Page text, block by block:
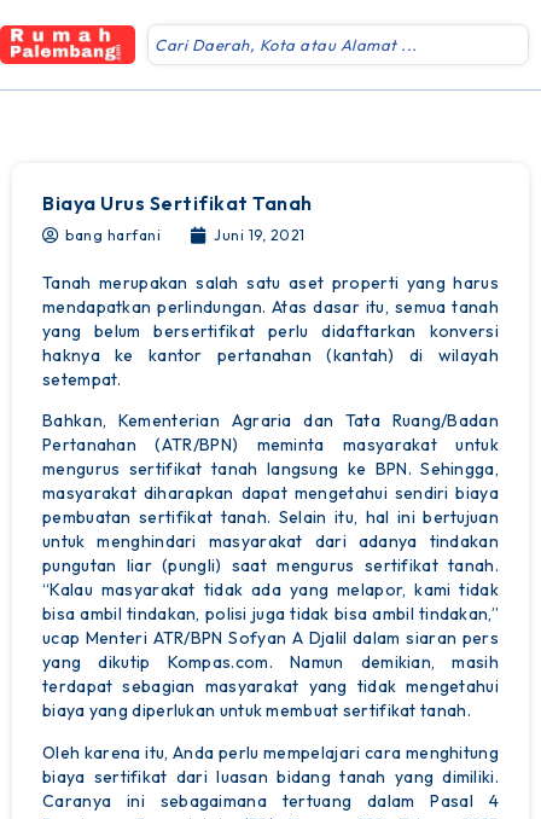
Biaya Urus Sertifikat Tanah
bang harfani Juni 19, 2021
Tanah merupakan salah satu aset properti yang harus
mendapatkan perlindungan. Atas dasar itu, semua tanah
yang belum bersertifikat perlu didaftarkan konversi
haknya ke kantor pertanahan (kantah) di wilayah
setempat.
Bahkan, Kementerian Agraria dan Tata Ruang/Badan
Pertanahan (ATR/BPN) meminta masyarakat untuk
mengurus sertifikat tanah langsung ke BPN. Sehingga,
masyarakat diharapkan dapat mengetahui sendiri biaya
pembuatan sertifikat tanah. Selain itu, hal ini bertujuan
untuk menghindari masyarakat dari adanya tindakan
pungutan liar (pungli) saat mengurus sertifikat tanah.
“Kalau masyarakat tidak ada yang melapor, kami tidak
bisa ambil tindakan, polisi juga tidak bisa ambil tindakan,”
ucap Menteri ATR/BPN Sofyan A Djalil dalam siaran pers
yang dikutip Kompas.com. Namun demikian, masih
terdapat sebagian masyarakat yang tidak mengetahui
biaya yang diperlukan untuk membuat sertifikat tanah.
Oleh karena itu, Anda perlu mempelajari cara menghitung
biaya sertifikat dari luasan bidang tanah yang dimiliki.
Caranya ini sebagaimana tertuang dalam Pasal 4
Website ini Dibuat Oleh RRDigital.id